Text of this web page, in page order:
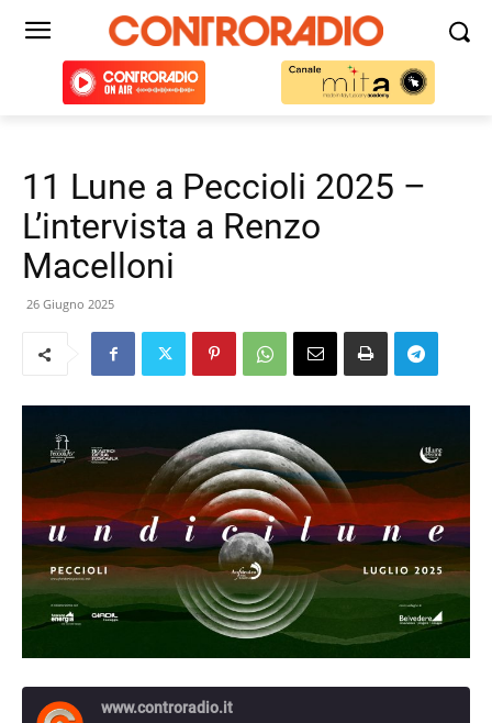
11 Lune a Peccioli 2025 –
L’intervista a Renzo
Macelloni
26 Giugno 2025
www.controradio.it